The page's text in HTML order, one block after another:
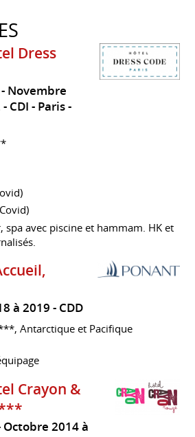
Dress
Novembre
CDI
Paris
spa avec piscine et hammam. HK et
à 2019 CDD
Antarctique et Pacifique
Crayon &
Octobre 2014 à